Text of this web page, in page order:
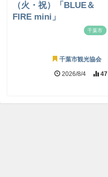
（火・祝）「BLUE＆
FIRE mini」
千葉市
千葉市観光協会
2026/8/4 47